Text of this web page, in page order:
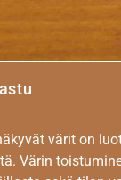
värit on
Värin